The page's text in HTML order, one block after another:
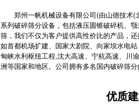
郑州一帆机械设备有限公司(由山德技术(
系列破碎筛分设备，包括液压圆锥破碎机、
筛，我们不仅为客户提供高性价比的产品，
如首都机场扩建、国家大剧院、向家坝水电
甸峡水利枢纽工程,沈大高速、宁杭高速、川
洲等国家和地区。公司拥有多名国内破碎筛
优质建